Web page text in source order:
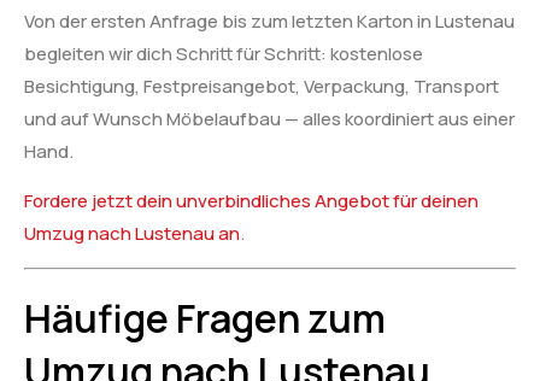
Von der ersten Anfrage bis zum letzten Karton in Lustenau
begleiten wir dich Schritt für Schritt: kostenlose
Besichtigung, Festpreisangebot, Verpackung, Transport
und auf Wunsch Möbelaufbau — alles koordiniert aus einer
Hand.
Fordere jetzt dein unverbindliches Angebot für deinen
Umzug nach Lustenau an.
Häufige Fragen zum